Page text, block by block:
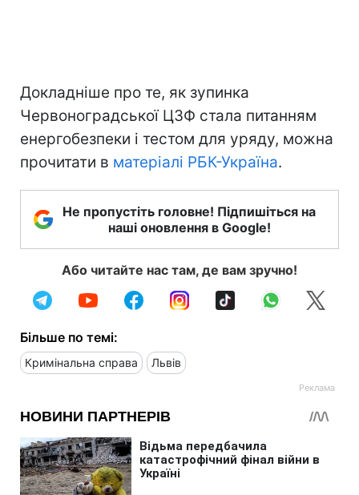
Докладніше про те, як зупинка
Червоноградської ЦЗФ стала питанням
енергобезпеки і тестом для уряду, можна
прочитати в матеріалі РБК-Україна.
Не пропустіть головне! Підпишіться на
наші оновлення в Google!
Або читайте нас там, де вам зручно!
Більше по темі:
Кримінальна справа Львів